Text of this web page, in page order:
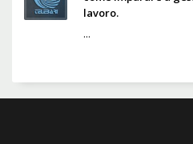
lavoro.
...